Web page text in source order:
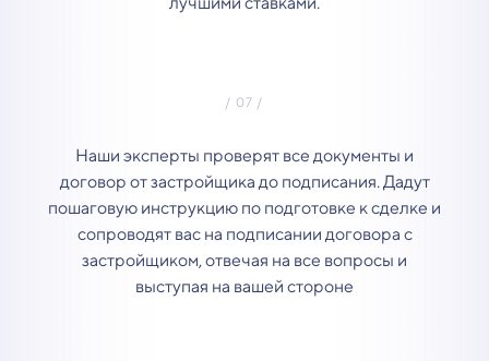
Наши эксперты проверят все документы и
договор от застройщика до подписания. Дадут
пошаговую инструкцию по подготовке к сделке и
сопроводят вас на подписании договора с
застройщиком, отвечая на все вопросы и
выступая на вашей стороне